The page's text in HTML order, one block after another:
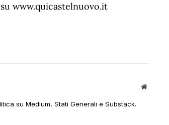
www.quicastelnuovo.it
Sito
su Medium, Stati Generali e Substack.